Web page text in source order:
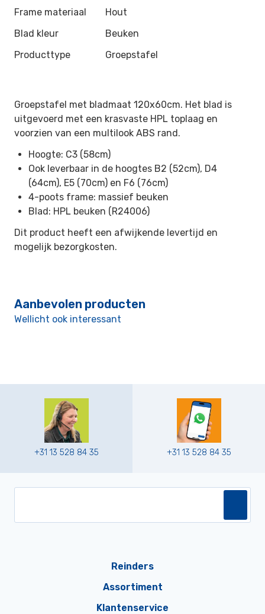
Frame materiaal
Hout
Blad kleur
Beuken
Producttype
Groepstafel
Groepstafel met bladmaat 120x60cm. Het blad is
uitgevoerd met een krasvaste HPL toplaag en
voorzien van een multilook ABS rand.
Hoogte: C3 (58cm)
Ook leverbaar in de hoogtes B2 (52cm), D4
(64cm), E5 (70cm) en F6 (76cm)
4-poots frame: massief beuken
Blad: HPL beuken (R24006)
Dit product heeft een afwijkende levertijd en
mogelijk bezorgkosten.
Aanbevolen producten
Wellicht ook interessant
+31 13 528 84 35 +31 13 528 84 35
Reinders
Assortiment
Klantenservice